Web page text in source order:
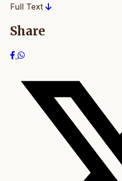
Full Text
Share